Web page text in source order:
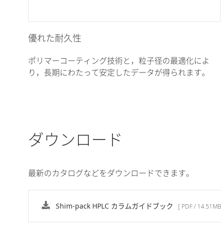
優れた耐久性
ポリマーコーティング技術と，粒子径の最適化によ
り，長期にわたって安定したデータが得られます。
ダウンロード
最新のカタログなどをダウンロードできます。
Shim-pack HPLC カラムガイドブック [ PDF /